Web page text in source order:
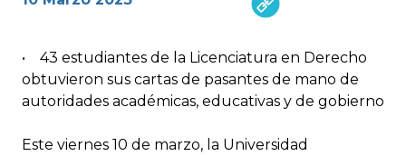
• 43 estudiantes de la Licenciatura en Derecho
obtuvieron sus cartas de pasantes de mano de
autoridades académicas, educativas y de gobierno
Este viernes 10 de marzo, la Universidad